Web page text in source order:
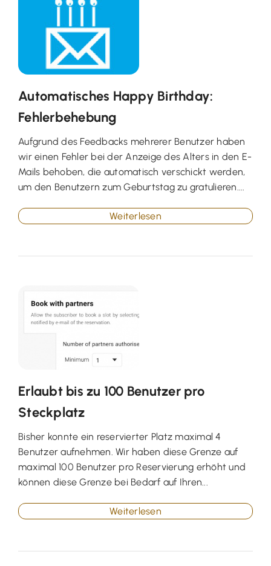
Automatisches Happy Birthday:
Fehlerbehebung
Aufgrund des Feedbacks mehrerer Benutzer haben
wir einen Fehler bei der Anzeige des Alters in den E-
Mails behoben, die automatisch verschickt werden,
um den Benutzern zum Geburtstag zu gratulieren....
Weiterlesen
Erlaubt bis zu 100 Benutzer pro
Steckplatz
Bisher konnte ein reservierter Platz maximal 4
Benutzer aufnehmen. Wir haben diese Grenze auf
maximal 100 Benutzer pro Reservierung erhöht und
können diese Grenze bei Bedarf auf Ihren...
Weiterlesen